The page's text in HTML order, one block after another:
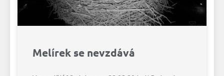
Melírek se nevzdává